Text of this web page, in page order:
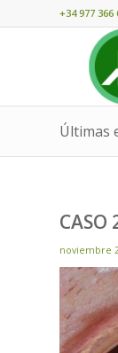
+34 977 366
Últimas
CASO
noviembre